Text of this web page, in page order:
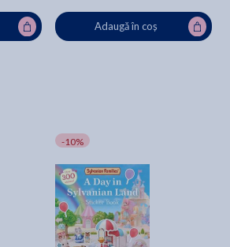
Adaugă în coș
-10%